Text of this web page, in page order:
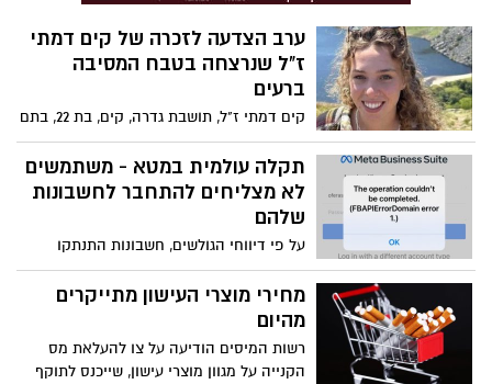
נזק כלכלי להורים, שילדיהם מתוכננים לצאת
למשלחות, משרד החינוך ממליץ להורים לדאוג
לביטוחי הביטול המתאימים.
ערב הצדעה לזכרה של קים דמתי
ז"ל שנרצחה בטבח המסיבה
ברעים
קים דמתי ז"ל, תושבת גדרה, קים, בת 22, בתם
של גדעון וג'ניפר ואחות לשלוש אחיות ואח,
בוגרת בית הספר דרכא בגין. עלמה צעירה,
מאירה, חייכנית, מלאה בטוב ובחן אשר
נרצחה על ידי מרצחים בני עוולה במסיבת
ערב הצדעה לחיילי צה"ל ולזכרה של קים ז"ל.
תקלה עולמית במטא - משתמשים
לא מצליחים להתחבר לחשבונות
שלהם
על פי דיווחי הגולשים, חשבונות התנתקו
והמשתמשים לא מצליחים להתחבר מחדש.
בהודעה שקופצת בעת ניסיון ההתחברות
נכתב כי ישנה תקלה וכי מטא פועלת לתיקונה
מחירי מוצרי העישון מתייקרים
מהיום
רשות המיסים הודיעה על צו להעלאת מס
הקנייה על מגוון מוצרי עישון, שייכנס לתוקף